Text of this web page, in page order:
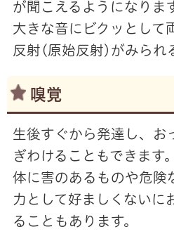
が聞こえるようになりま
大きな音にビクッとして
反射(原始反射)がみられ
嗅覚
生後すぐから発達し、お
ぎわけることもできます。
体に害のあるものや危険
力として好ましくないに
ることもあります。